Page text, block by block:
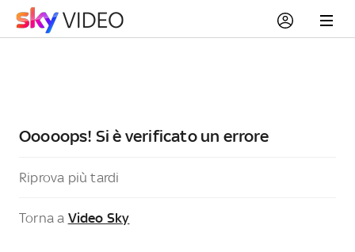
Ooooops! Si è verificato un errore
Riprova più tardi
Torna a Video Sky